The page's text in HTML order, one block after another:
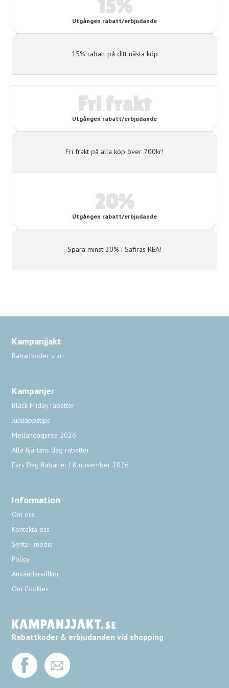
15%
Utgången rabatt/erbjudande
15% rabatt på ditt nästa köp
Fri frakt
Utgången rabatt/erbjudande
Fri frakt på alla köp över 700kr!
20%
Utgången rabatt/erbjudande
Spara minst 20% i Safiras REA!
Kampanjjakt
Rabattkoder start
Kampanjer
Black Friday rabatter
Julklappstips
Mellandagsrea 2026
Alla hjärtans dag rabatter
Fars Dag Rabatter | 8 november 2026
Information
Om oss
Kontakta oss
Synts i media
Policy
Användarvillkor
Om Cookies
Rabattkoder & erbjudanden vid shopping